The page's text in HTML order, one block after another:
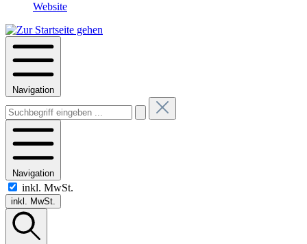
Website
Navigation
Navigation
inkl. MwSt.
inkl. MwSt.